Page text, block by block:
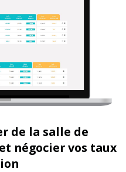
de la salle de
négocier vos taux